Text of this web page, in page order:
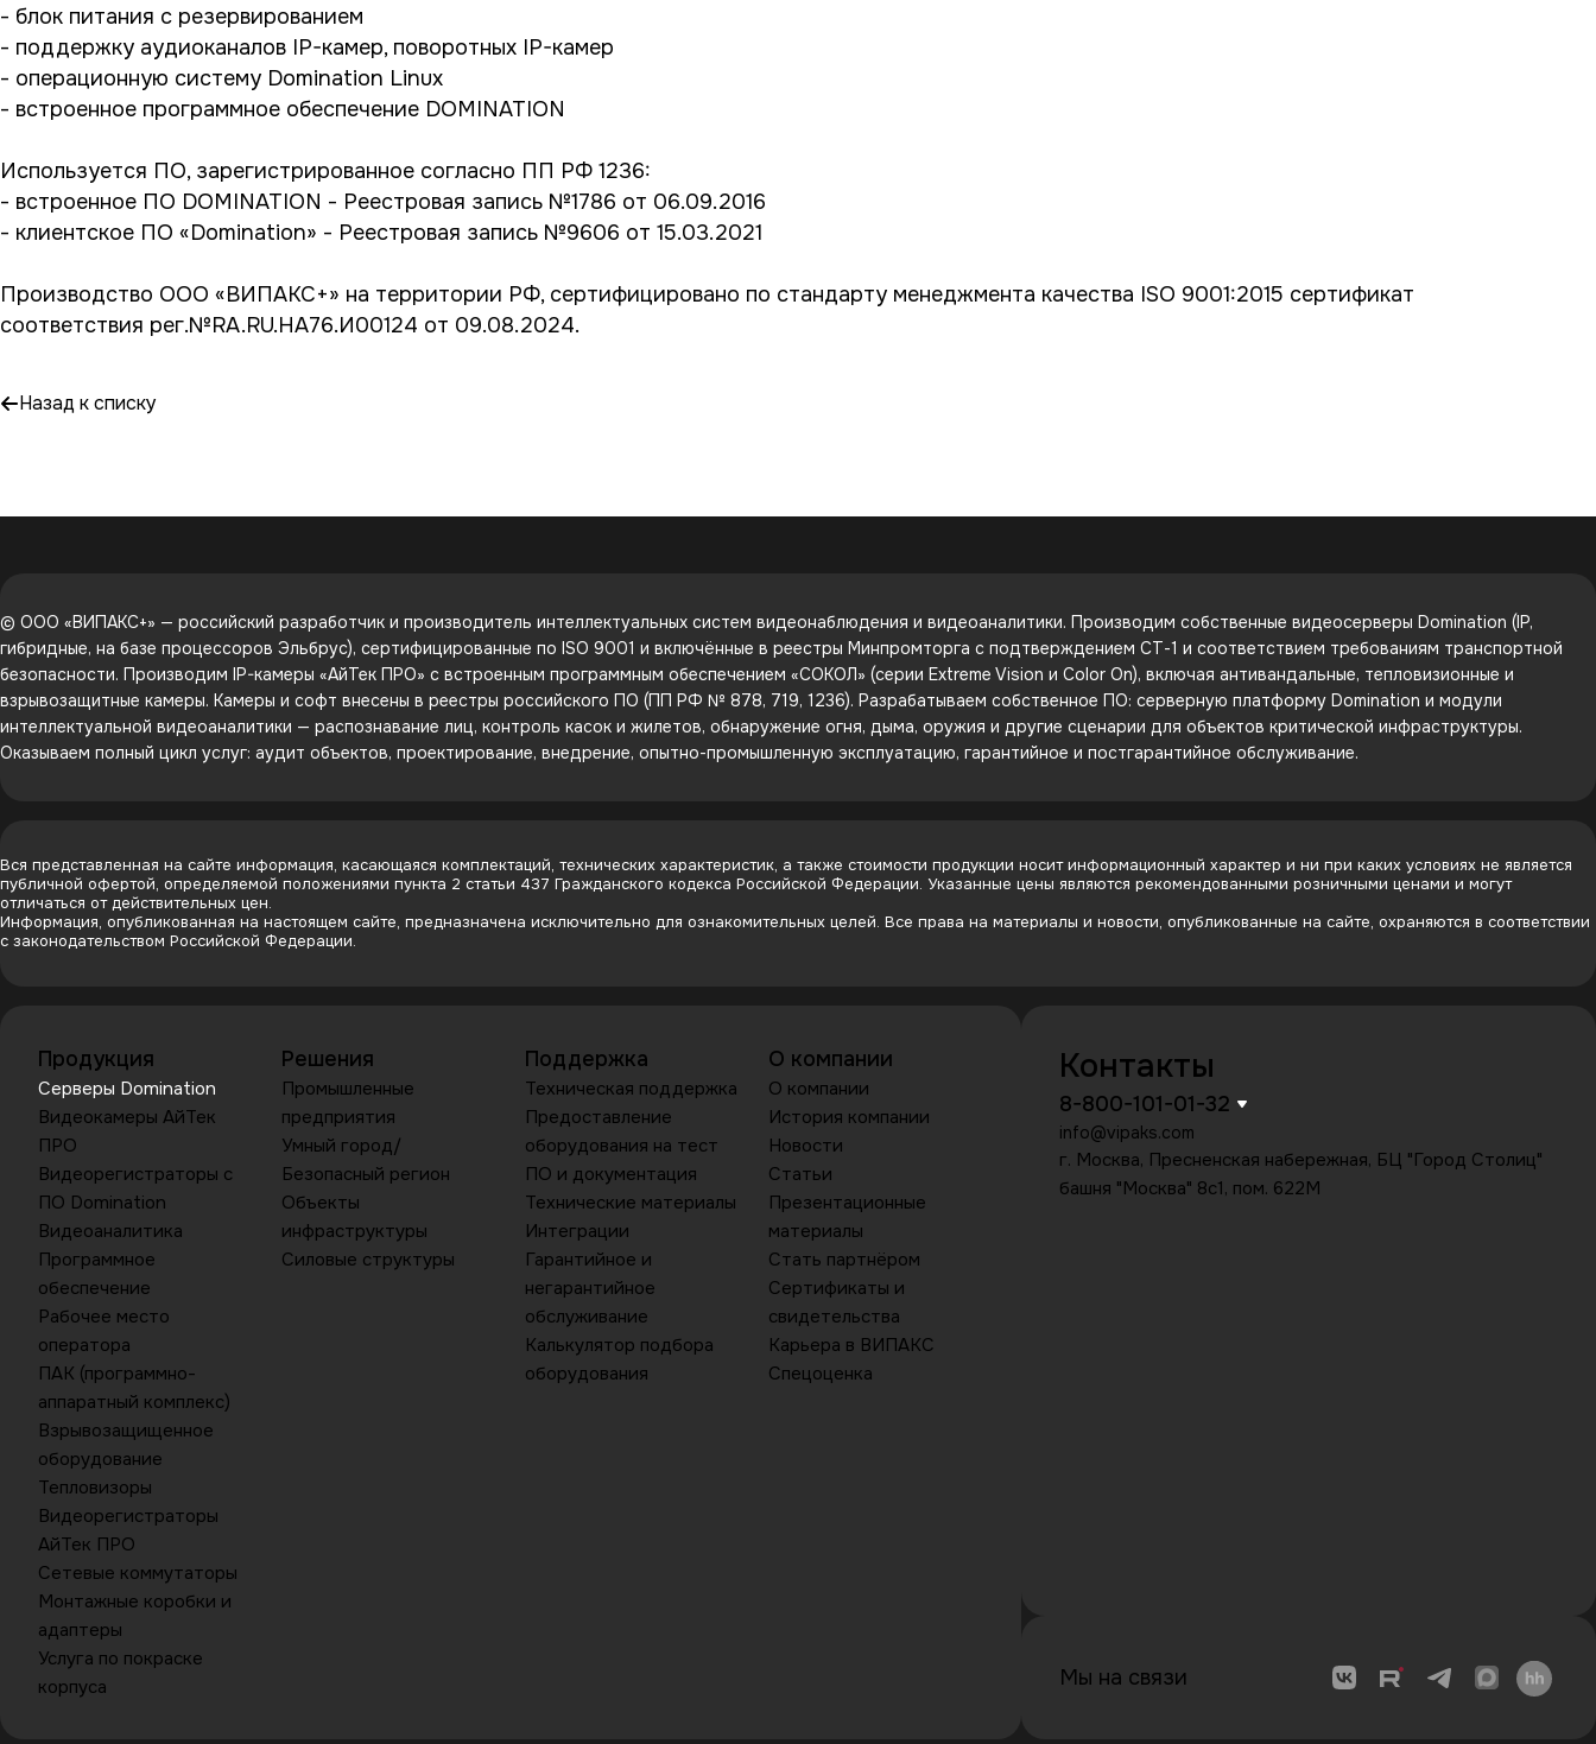
- блок питания с резервированием
- поддержку аудиоканалов IP-камер, поворотных IP-камер
- операционную систему Domination Linux
- встроенное программное обеспечение DOMINATION
Используется ПО, зарегистрированное согласно ПП РФ 1236:
- встроенное ПО DOMINATION - Реестровая запись №1786 от 06.09.2016
- клиентское ПО «Domination» - Реестровая запись №9606 от 15.03.2021
Производство ООО «ВИПАКС+» на территории РФ, сертифицировано по стандарту менеджмента качества ISO 9001:2015 сертификат
соответствия рег.№RA.RU.HA76.И00124 от 09.08.2024.
Назад к списку
© ООО «ВИПАКС+» — российский разработчик и производитель интеллектуальных систем видеонаблюдения и видеоаналитики. Производим собственные видеосерверы Domination (IP,
гибридные, на базе процессоров Эльбрус), сертифицированные по ISO 9001 и включённые в реестры Минпромторга с подтверждением СТ-1 и соответствием требованиям транспортной
безопасности. Производим IP-камеры «АйТек ПРО» с встроенным программным обеспечением «СОКОЛ» (серии Extreme Vision и Color On), включая антивандальные, тепловизионные и
взрывозащитные камеры. Камеры и софт внесены в реестры российского ПО (ПП РФ № 878, 719, 1236). Разрабатываем собственное ПО: серверную платформу Domination и модули
интеллектуальной видеоаналитики — распознавание лиц, контроль касок и жилетов, обнаружение огня, дыма, оружия и другие сценарии для объектов критической инфраструктуры.
Оказываем полный цикл услуг: аудит объектов, проектирование, внедрение, опытно-промышленную эксплуатацию, гарантийное и постгарантийное обслуживание.
Вся представленная на сайте информация, касающаяся комплектаций, технических характеристик, а также стоимости продукции носит информационный характер и ни при каких условиях не является
публичной офертой, определяемой положениями пункта 2 статьи 437 Гражданского кодекса Российской Федерации. Указанные цены являются рекомендованными розничными ценами и могут
отличаться от действительных цен.
Информация, опубликованная на настоящем сайте, предназначена исключительно для ознакомительных целей. Все права на материалы и новости, опубликованные на сайте, охраняются в соответствии
с законодательством Российской Федерации.
Продукция
Серверы Domination
Видеокамеры АйТек
ПРО
Видеорегистраторы с
ПО Domination
Видеоаналитика
Программное
обеспечение
Рабочее место
оператора
ПАК (программно-
аппаратный комплекс)
Взрывозащищенное
оборудование
Тепловизоры
Видеорегистраторы
АйТек ПРО
Сетевые коммутаторы
Монтажные коробки и
адаптеры
Услуга по покраске
корпуса
Решения
Промышленные
предприятия
Умный город/
Безопасный регион
Объекты
инфраструктуры
Силовые структуры
Поддержка
Техническая поддержка
Предоставление
оборудования на тест
ПО и документация
Технические материалы
Интеграции
Гарантийное и
негарантийное
обслуживание
Калькулятор подбора
оборудования
О компании
О компании
История компании
Новости
Статьи
Презентационные
материалы
Стать партнёром
Сертификаты и
свидетельства
Карьера в ВИПАКС
Спецоценка
Контакты
8-800-101-01-32
info@vipaks.com
г. Москва, Пресненская набережная, БЦ "Город Столиц"
башня "Москва" 8с1, пом. 622М
Мы на связи